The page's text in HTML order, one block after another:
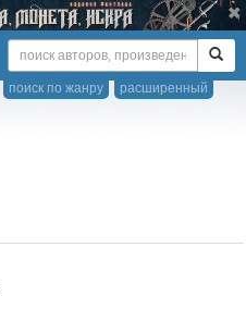
расширенный
поиск по жанру